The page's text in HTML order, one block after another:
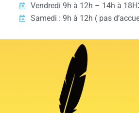
Vendredi 9h à 12h – 14h à
Samedi : 9h à 12h ( pas